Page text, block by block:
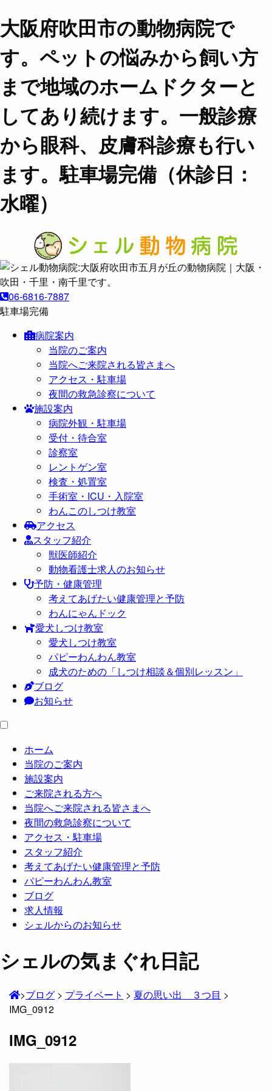
大阪府吹田市の動物病院で
す。ペットの悩みから飼い方
まで地域のホームドクターと
してあり続けます。一般診療
から眼科、皮膚科診療も行い
ます。駐車場完備（休診日：
水曜）
06-6816-7887
駐車場完備
病院案内
当院のご案内
当院へご来院される皆さまへ
アクセス・駐車場
夜間の救急診察について
施設案内
病院外観・駐車場
受付・待合室
診察室
レントゲン室
検査・処置室
手術室・ICU・入院室
わんこのしつけ教室
アクセス
スタッフ紹介
獣医師紹介
動物看護士求人のお知らせ
予防・健康管理
考えてあげたい健康管理と予防
わんにゃんドック
愛犬しつけ教室
愛犬しつけ教室
パピーわんわん教室
成犬のための「しつけ相談＆個別レッスン」
ブログ
お知らせ
ホーム
当院のご案内
施設案内
ご来院される方へ
当院へご来院される皆さまへ
夜間の救急診察について
アクセス・駐車場
スタッフ紹介
考えてあげたい健康管理と予防
パピーわんわん教室
ブログ
求人情報
シェルからのお知らせ
シェルの気まぐれ日記
>ブログ > プライベート > 夏の思い出 ３つ目 >
IMG_0912
IMG_0912